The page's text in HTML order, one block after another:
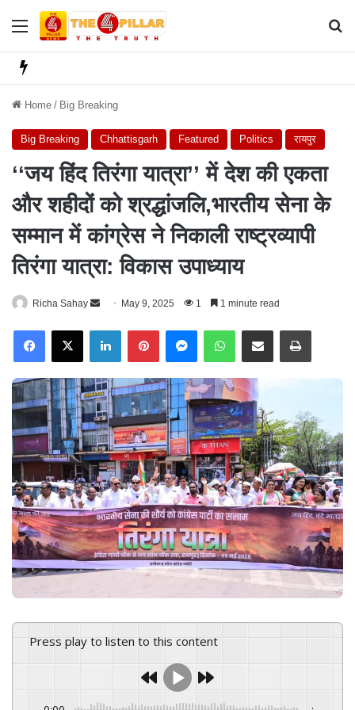
Menu
Home / Big Breaking
Big Breaking Chhattisgarh Featured Politics रायपुर
‘‘जय हिंद तिरंगा यात्रा’’ में देश की एकता
और शहीदों को श्रद्धांजलि,भारतीय सेना के
सम्मान में कांग्रेस ने निकाली राष्ट्रव्यापी
तिरंगा यात्रा: विकास उपाध्याय
Richa Sahay
n
d
a
n
e
m
a
i
l
May 9, 2025 1 1 minute read
X
Press play to listen to this content